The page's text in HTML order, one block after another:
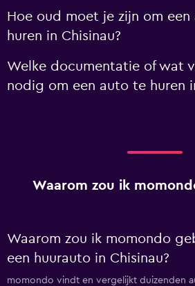
Hoe oud moet je zijn om
huren in Chisinau?
Welke documentatie of wat
nodig om een auto te huren
Waarom zou ik
Waarom zou ik momondo
een huurauto in Chisinau?
momondo vindt en vergelijkt duizenden